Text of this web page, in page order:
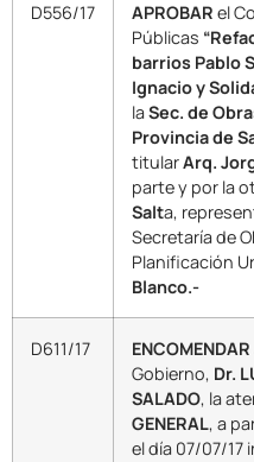
D556/17 APROBAR el
Públicas
barrios Pablo
Ignacio y
laSec. de
Provincia de
titularArq.
parte y por la
Salta,
Secretaría de
Planificación
Blanco.-
D611/17 ENCOMENDAR
Gobierno, Dr.
SALADO, la
GENERAL, a
el día 07/07/17